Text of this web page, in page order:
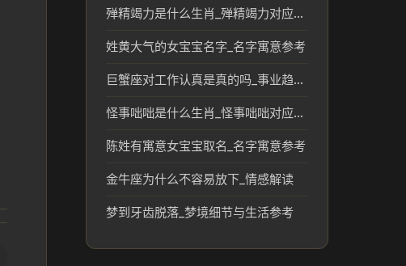
殚精竭力是什么生肖_殚精竭力对应的生肖及文化解析
姓黄大气的女宝宝名字_名字寓意参考
巨蟹座对工作认真是真的吗_事业趋势分析
怪事咄咄是什么生肖_怪事咄咄对应的生肖文化解读
陈姓有寓意女宝宝取名_名字寓意参考
金牛座为什么不容易放下_情感解读
梦到牙齿脱落_梦境细节与生活参考